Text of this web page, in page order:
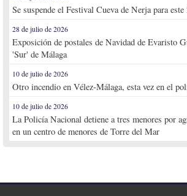
Se suspende el Festival Cueva de Nerja para este
28 de julio de 2026
Exposición de postales de Navidad de Evaristo
'Sur' de Málaga
10 de julio de 2026
Otro incendio en Vélez-Málaga, esta vez en el
10 de julio de 2026
La Policía Nacional detiene a tres menores por
en un centro de menores de Torre del Mar